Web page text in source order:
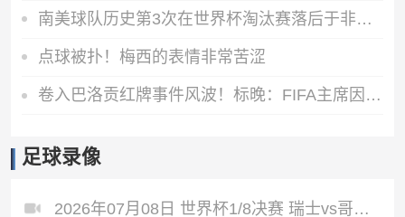
南美球队历史第3次在世界杯淘汰赛落后于非洲 此前1胜1负
点球被扑！梅西的表情非常苦涩
卷入巴洛贡红牌事件风波！标晚：FIFA主席因凡蒂诺辞职可能性低
足球录像
2026年07月08日 世界杯1/8决赛 瑞士vs哥伦比亚 全场录像